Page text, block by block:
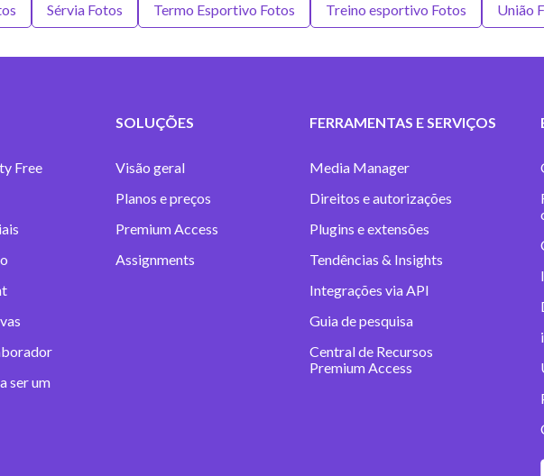
Sérvia Fotos Termo Esportivo Fotos Treino esportivo Fotos União
Free
ser um
SOLUÇÕES
Visão geral
Planos e preços
Premium Access
Assignments
FERRAMENTAS E SERVIÇOS
Media Manager
Direitos e autorizações
Plugins e extensões
Tendências & Insights
Integrações via API
Guia de pesquisa
Central de Recursos
Premium Access